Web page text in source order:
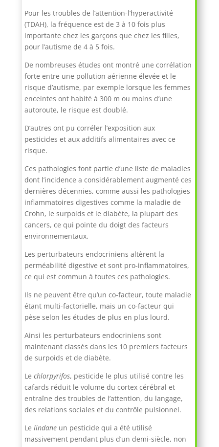
Pour les troubles de l’attention-l’hyperactivité
(TDAH), la fréquence est de 3 à 10 fois plus
importante chez les garçons que chez les filles,
pour l’autisme de 4 à 5 fois.
De nombreuses études ont montré une corrélation
forte entre une pollution aérienne élevée et le
risque d’autisme, par exemple lorsque les femmes
enceintes ont habité à 300 m ou moins d’une
autoroute, le risque est doublé.
D’autres ont pu corréler l’exposition aux
pesticides et aux additifs alimentaires avec ce
risque.
Ces pathologies font partie d’une liste de maladies
dont l’incidence a considérablement augmenté ces
dernières décennies, comme aussi les pathologies
inflammatoires digestives comme la maladie de
Crohn, le surpoids et le diabète, la plupart des
cancers, ce qui pointe du doigt des facteurs
environnementaux.
Les perturbateurs endocriniens altèrent la
perméabilité digestive et sont pro-inflammatoires,
ce qui est commun à toutes ces pathologies.
Ils ne peuvent être qu’un co-facteur, toute maladie
étant multi-factorielle, mais un co-facteur qui
pèse selon les études de plus en plus lourd.
Ainsi les perturbateurs endocriniens sont
maintenant classés dans les 10 premiers facteurs
de surpoids et de diabète.
Le chlorpyrifos, pesticide le plus utilisé contre les
cafards réduit le volume du cortex cérébral et
entraîne des troubles de l’attention, du langage,
des relations sociales et du contrôle pulsionnel.
Le lindane un pesticide qui a été utilisé
massivement pendant plus d’un demi-siècle, non